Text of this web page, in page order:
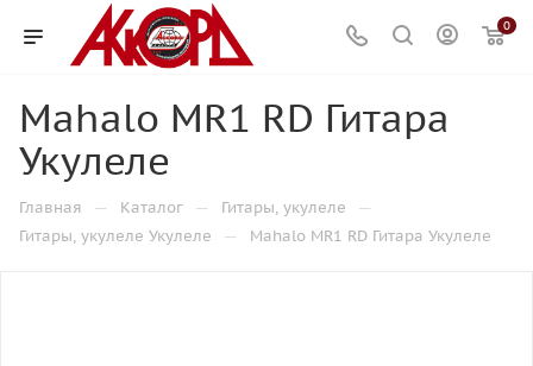
0
Mahalo MR1 RD Гитара
Укулеле
Главная — Каталог — Гитары, укулеле —
Гитары, укулеле Укулеле — Mahalo MR1 RD Гитара Укулеле